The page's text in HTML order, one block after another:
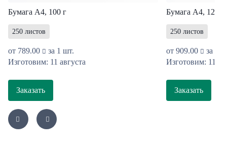
Бумага А4, 100 г
250 листов
от 789.00
за 1 шт.
Изготовим: 11 августа
Заказать
Бумага А4, 120 г
250 листов
от 909.00
за 1
Изготовим: 11
Заказать